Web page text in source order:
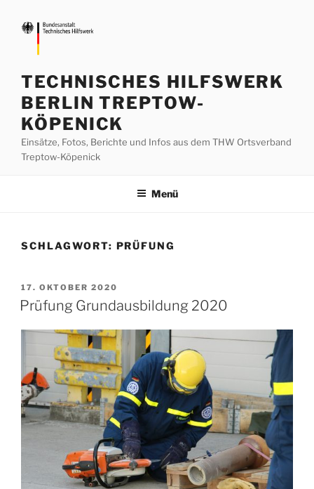
Inhalt
springen
TECHNISCHES HILFSWERK
BERLIN TREPTOW-
KÖPENICK
Einsätze, Fotos, Berichte und Infos aus dem THW Ortsverband
Treptow-Köpenick
Menü
SCHLAGWORT: PRÜFUNG
VERÖFFENTLICHT
AM
17. OKTOBER 2020
Prüfung Grundausbildung 2020